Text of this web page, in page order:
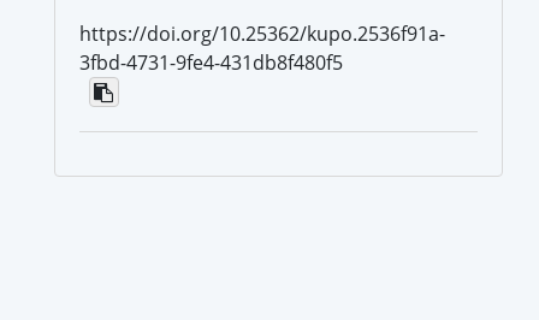
https://doi.org/10.25362/kupo.2536f91a-
3fbd-4731-9fe4-431db8f480f5